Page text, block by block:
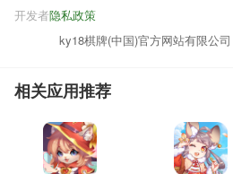
隐私政策
开发者
ky18棋牌(中国)官方网站有限公司
相关应用推荐